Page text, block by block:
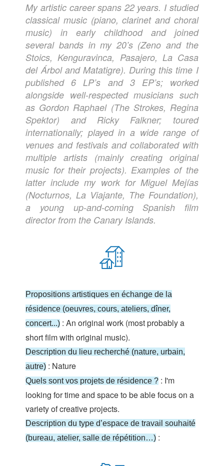
My artistic career spans 22 years. I studied
classical music (piano, clarinet and choral
music) in early childhood and joined
several bands in my 20’s (Zeno and the
Stoics, Kenguravinca, Pasajero, La Casa
del Árbol and Matatigre). During this time I
published 6 LP’s and 3 EP’s; worked
alongside well-respected musicians such
as Gordon Raphael (The Strokes, Regina
Spektor) and Ricky Falkner; toured
internationally; played in a wide range of
venues and festivals and collaborated with
multiple artists (mainly creating original
music for their projects). Examples of the
latter include my work for Miguel Mejías
(Nocturnos, La Viajante, The Foundation),
a young up-and-coming Spanish film
director from the Canary Islands.
Propositions artistiques en échange de la
résidence (oeuvres, cours, ateliers, dîner,
concert...) : An original work (most probably a
short film with original music).
Description du lieu recherché (nature, urbain,
autre) : Nature
Quels sont vos projets de résidence ? : I'm
looking for time and space to be able focus on a
variety of creative projects.
Description du type d’espace de travail souhaité
(bureau, atelier, salle de répétition…) :